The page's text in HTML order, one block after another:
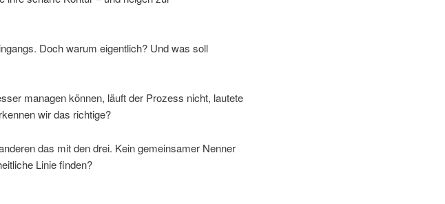
Doch warum eigentlich? Und was soll
managen können, läuft der Prozess nicht, lautete
wir das richtige?
das mit den drei. Kein gemeinsamer Nenner
Linie finden?